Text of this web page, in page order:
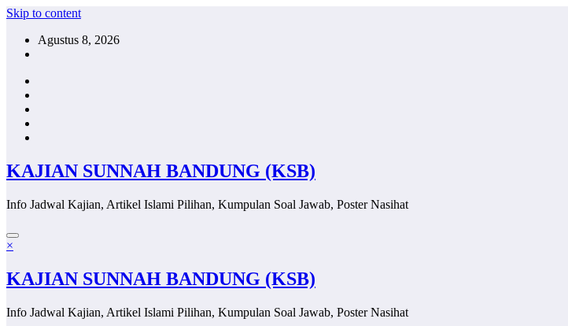
Skip to content
Agustus 8, 2026
KAJIAN SUNNAH BANDUNG (KSB)
Info Jadwal Kajian, Artikel Islami Pilihan, Kumpulan Soal Jawab, Poster Nasihat
×
KAJIAN SUNNAH BANDUNG (KSB)
Info Jadwal Kajian, Artikel Islami Pilihan, Kumpulan Soal Jawab, Poster Nasihat